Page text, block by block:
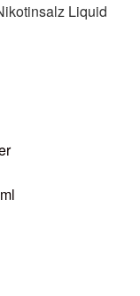
Liquid